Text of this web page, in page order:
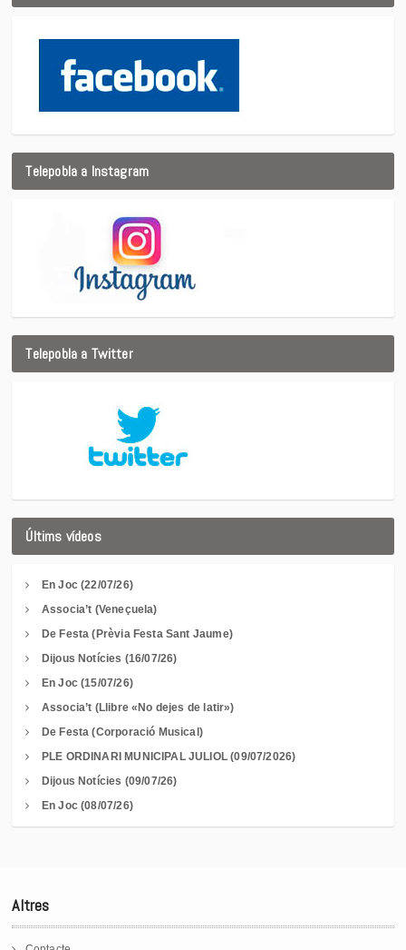
Telepobla a Instagram
Telepobla a Twitter
Últims vídeos
En Joc (22/07/26)
Associa’t (Veneçuela)
De Festa (Prèvia Festa Sant Jaume)
Dijous Notícies (16/07/26)
En Joc (15/07/26)
Associa’t (Llibre «No dejes de latir»)
De Festa (Corporació Musical)
PLE ORDINARI MUNICIPAL JULIOL (09/07/2026)
Dijous Notícies (09/07/26)
En Joc (08/07/26)
Altres